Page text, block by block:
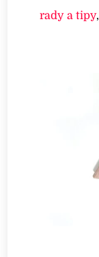
rady a tipy,